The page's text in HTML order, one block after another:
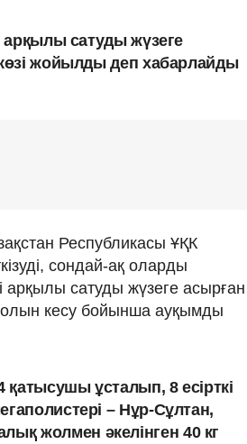
арқылы сатуды жүзеге
жойылды деп хабарлайды
Республикасы ҰҚК
сондай-ақ оларды
арқылы сатуды жүзеге асырған
кесу бойынша ауқымды
ұсталып, 8 есірткі
– Нұр-Сұлтан,
жолмен әкелінген 40 кг